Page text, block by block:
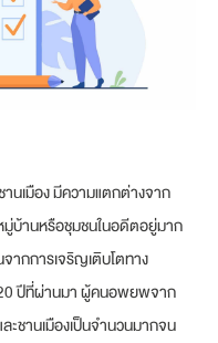
านเมือง มีความแตกต่างจาก
บ้านหรือชุมชนในอดีตอยู่มาก
จากการเจริญเติบโตทาง
20 ปีที่ผ่านมา ผู้คนอพยพจาก
ะชานเมืองเป็นจำนวนมากจน